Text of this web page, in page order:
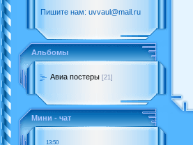
Пишите нам: uvvaul@mail.ru
Альбомы
Авиа постеры [21]
Мини - чат